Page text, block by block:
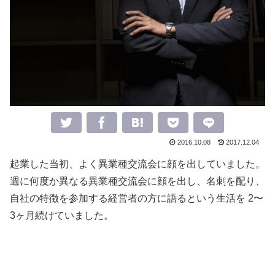
2016.10.08 2017.12.04
起業した当初、よく異業種交流会に顔を出していました。
週に何度か異なる異業種交流会に顔を出し、名刺を配り、
自社の特徴を参加する経営者の方に語るという生活を 2〜
3ヶ月続けていました。